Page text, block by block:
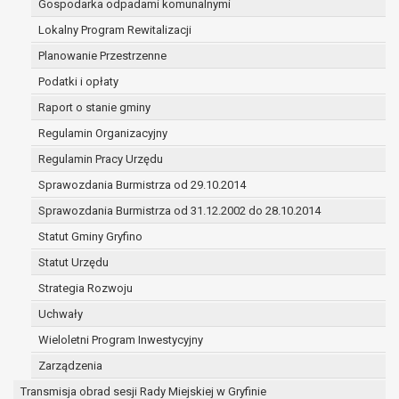
Gospodarka odpadami komunalnymi
Lokalny Program Rewitalizacji
Planowanie Przestrzenne
Podatki i opłaty
Raport o stanie gminy
Regulamin Organizacyjny
Regulamin Pracy Urzędu
Sprawozdania Burmistrza od 29.10.2014
Sprawozdania Burmistrza od 31.12.2002 do 28.10.2014
Statut Gminy Gryfino
Statut Urzędu
Strategia Rozwoju
Uchwały
Wieloletni Program Inwestycyjny
Zarządzenia
Transmisja obrad sesji Rady Miejskiej w Gryfinie
(merytorycznych), a także obowiązków i
zadań zleconych przez instytucje
nadrzędne wobec Gminy;
zawarcia i realizacji umów;
ochrony żywotnych interesów osoby, której
dane dotyczą, lub innej osoby fizycznej;
wykonania zadania realizowanego w
interesie publicznym lub w ramach
sprawowania władzy publicznej
powierzonej administratorowi;
w pozostałych przypadkach dane osobowe
przetwarzane są wyłącznie na podstawie
wcześniej udzielonej zgody w zakresie i celu
określonym w treści zgody.
W związku z przetwarzaniem danych w celu
wskazanym w pkt. 3, dane osobowe mogą być
udostępniane innym upoważnionym odbiorcom lub
kategoriom odbiorców danych osobowych.
Odbiorcami mogą być:
podmioty, które przetwarzają dane